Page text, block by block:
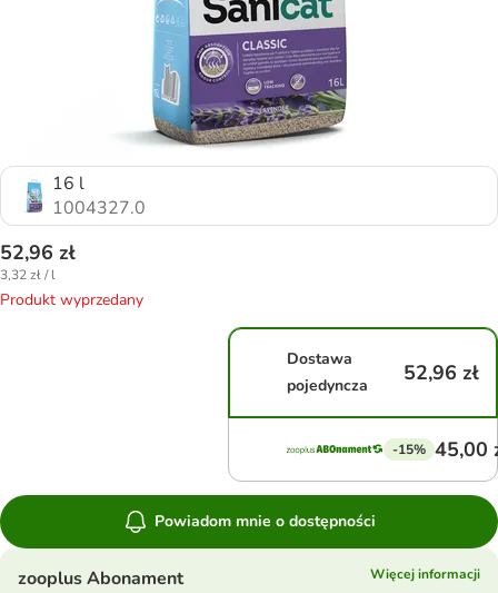
16 l
1004327.0
52,96 zł
3,32 zł / l
Produkt wyprzedany
Dostawa
pojedyncza
52,96 zł
-15% 45,00
Powiadom mnie o dostępności
zooplus Abonament
Więcej informacji